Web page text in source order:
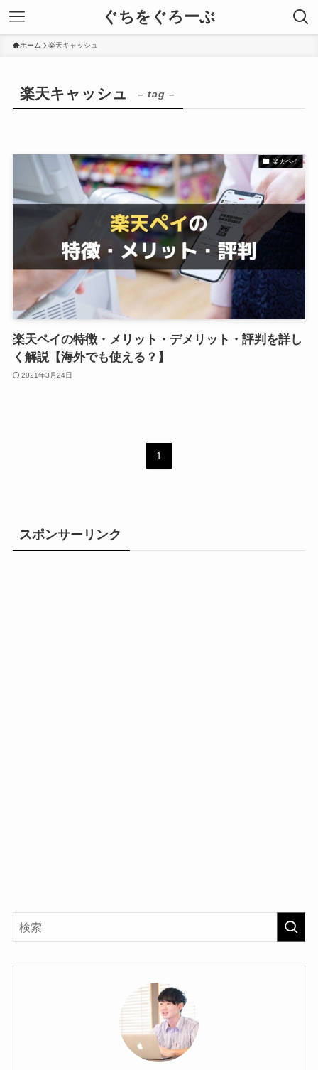
ぐちをぐろーぶ
ホーム 楽天キャッシュ
楽天キャッシュ – tag –
楽天ペイ
楽天ペイの特徴・メリット・デメリット・評判を詳し
く解説【海外でも使える？】
2021年3月24日
1
スポンサーリンク